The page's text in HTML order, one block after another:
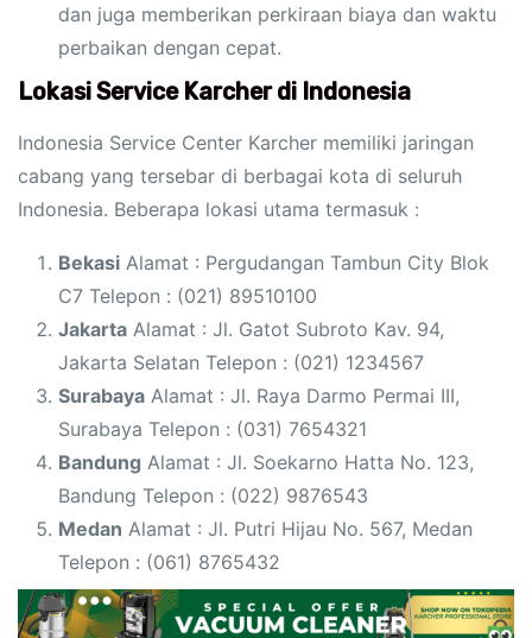
dan juga memberikan perkiraan biaya dan waktu
perbaikan dengan cepat.
Lokasi Service Karcher di Indonesia
Indonesia Service Center Karcher memiliki jaringan
cabang yang tersebar di berbagai kota di seluruh
Indonesia. Beberapa lokasi utama termasuk :
Bekasi Alamat : Pergudangan Tambun City Blok
C7 Telepon : (021) 89510100
Jakarta Alamat : Jl. Gatot Subroto Kav. 94,
Jakarta Selatan Telepon : (021) 1234567
Surabaya Alamat : Jl. Raya Darmo Permai III,
Surabaya Telepon : (031) 7654321
Bandung Alamat : Jl. Soekarno Hatta No. 123,
Bandung Telepon : (022) 9876543
Medan Alamat : Jl. Putri Hijau No. 567, Medan
Telepon : (061) 8765432